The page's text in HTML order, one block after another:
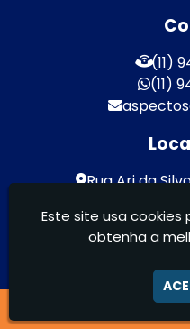
(11)
(11)
Rua Ari da
Aspecto
Este site usa
obtenha a